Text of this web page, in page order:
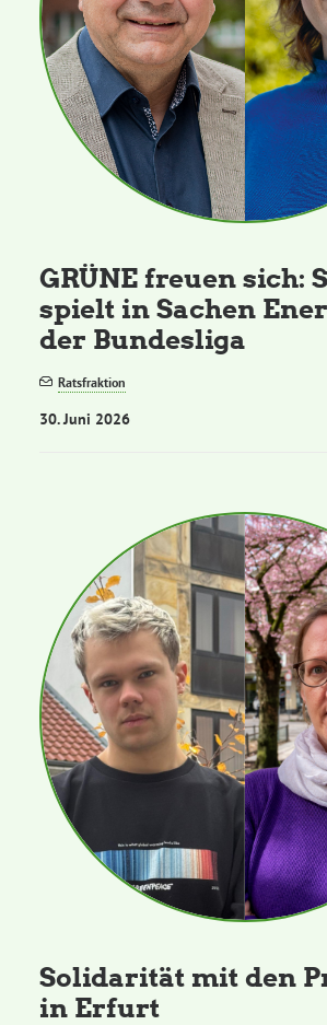
GRÜNE freuen sich:
spielt in Sachen
der Bundesliga
Ratsfraktion
30. Juni 2026
Solidarität mit den
in Erfurt